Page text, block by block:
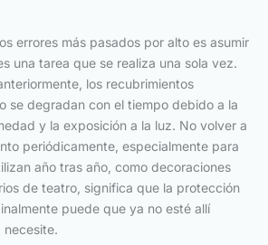
errores más pasados por alto es asumir
una tarea que se realiza una sola vez.
los recubrimientos
se degradan con el tiempo debido a la
y la exposición a la luz. No volver a
periódicamente, especialmente para
año tras año, como decoraciones
de teatro, significa que la protección
puede que ya no esté allí
necesite.